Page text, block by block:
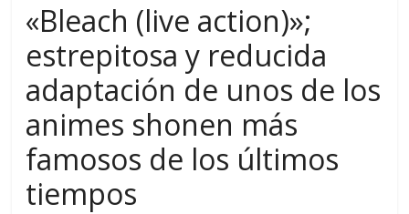
«Bleach (live action)»;
estrepitosa y reducida
adaptación de unos de los
animes shonen más
famosos de los últimos
tiempos